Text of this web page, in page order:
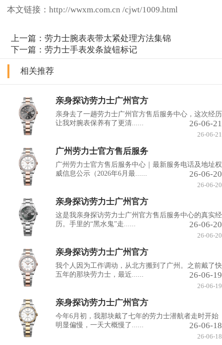
本文链接：http://wwxm.com.cn /cjwt/1009.html
上一篇：劳力士腕表表带太紧处理方法集锦
下一篇：劳力士手表发条旋钮标记
相关推荐
亲身探访劳力士广州官方
亲身去了一趟劳力士广州官方售后服务中心，这次经历
让我对腕表保养有了更清......
26-06-21
26-06-21
广州劳力士官方售后服务
广州劳力士官方售后服务中心｜最新服务电话及地址权
威信息公示（2026年6月最......
26-06-20
26-06-20
亲身探访劳力士广州官方
这是我亲身探访劳力士广州官方售后服务中心的真实经
历。手里的“黑水鬼”走......
26-06-20
26-06-20
亲身探访劳力士广州官方
我个人因为工作调动，从北方搬到了广州。之前戴了快
五年的那块劳力士，最近......
26-06-19
26-06-19
亲身探访劳力士广州官方
今年6月初，我那块戴了七年的劳力士潜航者走时开始
明显偏慢，一天大概慢了......
26-06-18
26-06-18